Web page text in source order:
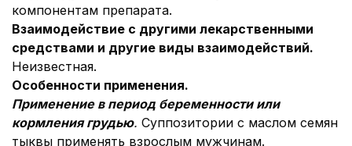
компонентам препарата.
Взаимодействие с другими лекарственными
средствами и другие виды взаимодействий.
Неизвестная.
Особенности применения.
Применение в период беременности или
кормления грудью. Суппозитории с маслом семян
тыквы применять взрослым мужчинам.